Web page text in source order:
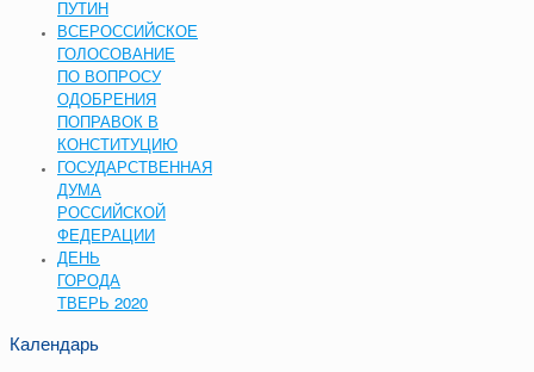
ПУТИН
ВСЕРОССИЙСКОЕ
ГОЛОСОВАНИЕ
ПО ВОПРОСУ
ОДОБРЕНИЯ
ПОПРАВОК В
КОНСТИТУЦИЮ
ГОСУДАРСТВЕННАЯ
ДУМА
РОССИЙСКОЙ
ФЕДЕРАЦИИ
ДЕНЬ
ГОРОДА
ТВЕРЬ 2020
Календарь